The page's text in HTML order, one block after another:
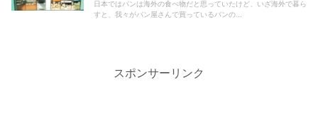
日本ではパンは海外の食べ物だと思っていたけど、いざ海外で暮ら
すと、我々がパン屋さんで買っているパンの...
スポンサーリンク